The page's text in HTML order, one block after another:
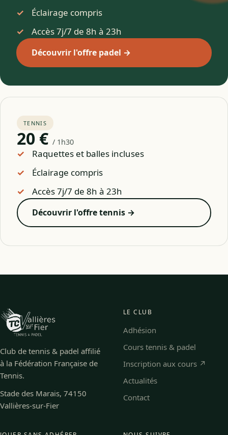
Éclairage compris
Accès 7j/7 de 8h à 23h
Découvrir l'offre padel →
TENNIS
20 € / 1h30
Raquettes et balles incluses
Éclairage compris
Accès 7j/7 de 8h à 23h
Découvrir l'offre tennis →
Club de tennis & padel affilié
à la Fédération Française de
Tennis.
Stade des Marais, 74150
Vallières-sur-Fier
LE CLUB
Adhésion
Cours tennis & padel
Inscription aux cours ↗
Actualités
Contact